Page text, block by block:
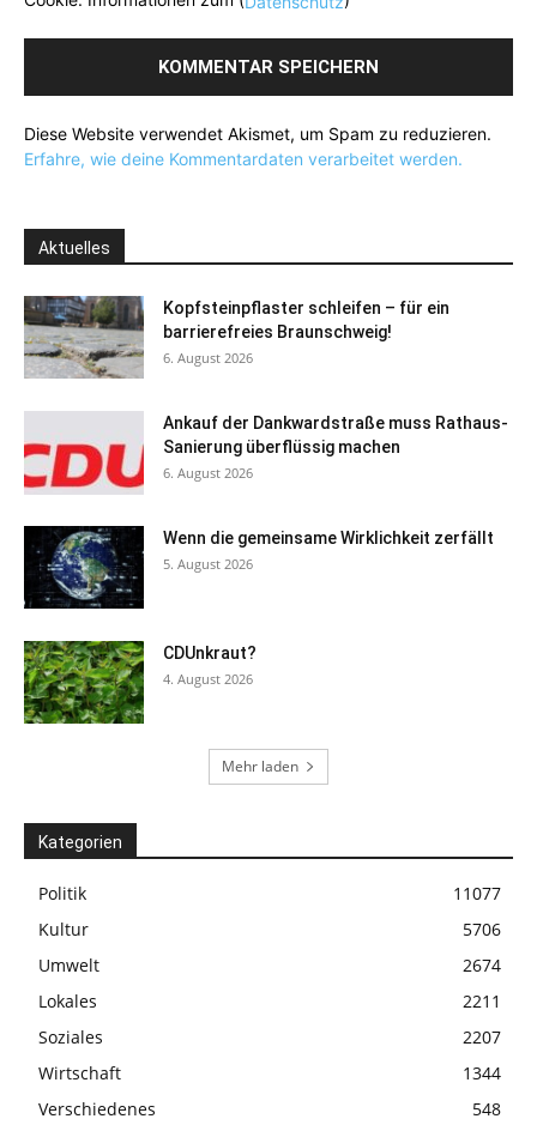
Diese Website verwendet Akismet, um Spam zu reduzieren.
Erfahre, wie deine Kommentardaten verarbeitet werden.
Aktuelles
Kopfsteinpflaster schleifen – für ein
barrierefreies Braunschweig!
6. August 2026
Ankauf der Dankwardstraße muss Rathaus-
Sanierung überflüssig machen
6. August 2026
Wenn die gemeinsame Wirklichkeit zerfällt
5. August 2026
CDUnkraut?
4. August 2026
Mehr laden
Kategorien
Politik
11077
Kultur
5706
Umwelt
2674
Lokales
2211
Soziales
2207
Wirtschaft
1344
Verschiedenes
548